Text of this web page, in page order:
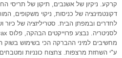
קרקע. ניקיון של אשנבים, תיקון של תריסי
דקונטמינציה של כניסות, ניקוי משקופים,
לחדרים ובמפתן הבית. סטריליזציה של כיור
מחשיבים למיני ההברקה הכי בשימוש בשוק
ע"י השחזת מרצפות. צחצוח כונניות